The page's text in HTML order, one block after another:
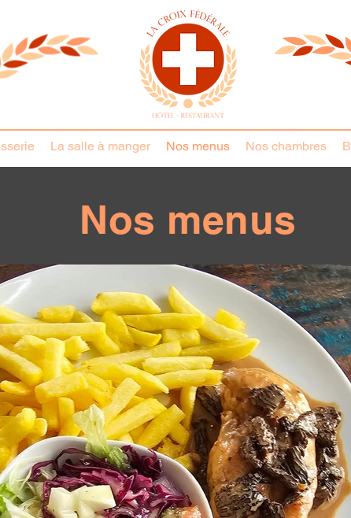
La salle à manger Nos menus Nos chambres
Nos menus